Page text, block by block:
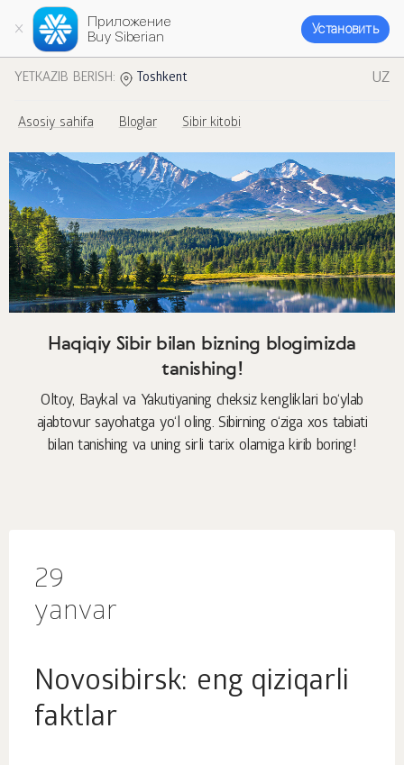
Приложение
Buy Siberian
Установить
YETKAZIB BERISH: Toshkent UZ
Asosiy sahifa Bloglar Sibir kitobi
Haqiqiy Sibir bilan bizning blogimizda
tanishing!
Oltoy, Baykal va Yakutiyaning cheksiz kengliklari bo‘ylab
ajabtovur sayohatga yo‘l oling. Sibirning o‘ziga xos tabiati
bilan tanishing va uning sirli tarix olamiga kirib boring!
29
yanvar
Novosibirsk: eng qiziqarli
faktlar